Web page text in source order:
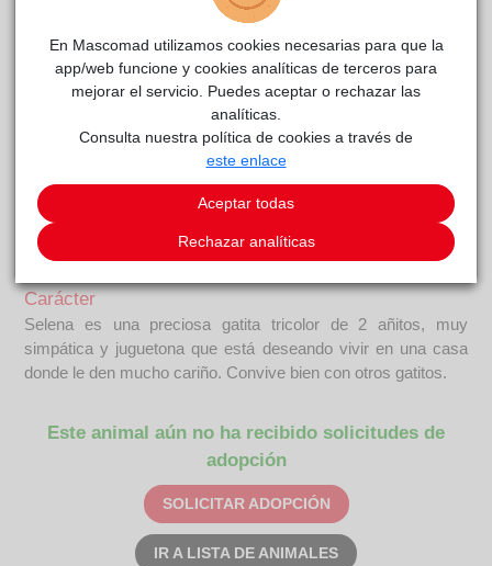
SELENAreside actualmente en el centro de acogida
Centro de Protección Animal
COMENTARIOS
Carácter
Selena es una preciosa gatita tricolor de 2 añitos, muy
simpática y juguetona que está deseando vivir en una casa
donde le den mucho cariño. Convive bien con otros gatitos.
Este animal aún no ha recibido solicitudes de
adopción
SOLICITAR ADOPCIÓN
IR A LISTA DE ANIMALES
En Mascomad utilizamos cookies necesarias para que la
app/web funcione y cookies analíticas de terceros para
mejorar el servicio. Puedes aceptar o rechazar las
analíticas.
Consulta nuestra política de cookies a través de
este enlace
Aceptar todas
Rechazar analíticas